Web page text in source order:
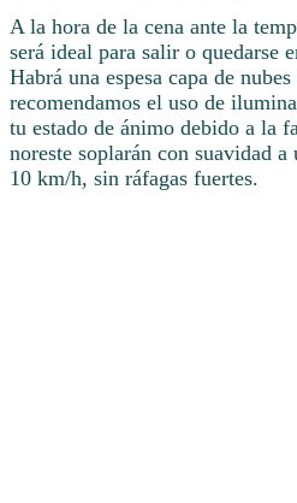
A la hora de la cena ante la
será ideal para salir o quedarse
Habrá una espesa capa de
recomendamos el uso de
tu estado de ánimo debido a la
noreste soplarán con suavidad
10 km/h, sin ráfagas fuertes.